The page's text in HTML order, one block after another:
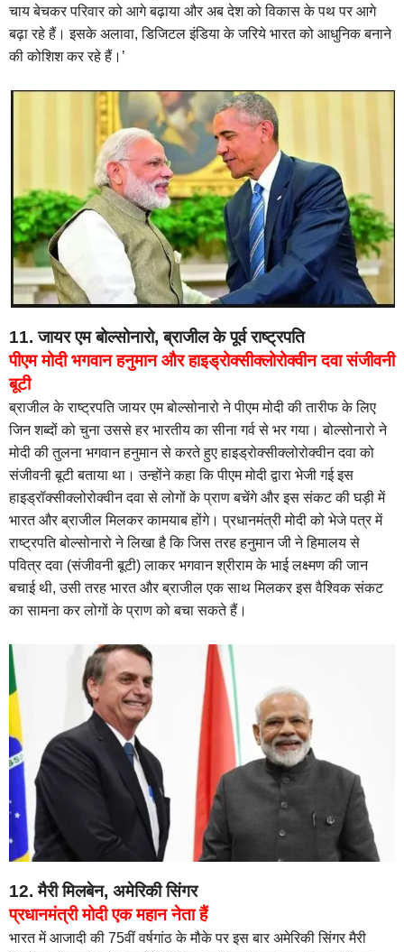
चाय बेचकर परिवार को आगे बढ़ाया और अब देश को विकास के पथ पर आगे
बढ़ा रहे हैं। इसके अलावा, डिजिटल इंडिया के जरिये भारत को आधुनिक बनाने
की कोशिश कर रहे हैं।’
11. जायर एम बोल्‍सोनारो, ब्राजील के पूर्व राष्‍ट्रपति
पीएम मोदी भगवान हनुमान और हाइड्रोक्‍सीक्‍लोरोक्‍वीन दवा संजीवनी
बूटी
ब्राजील के राष्‍ट्रपति जायर एम बोल्‍सोनारो ने पीएम मोदी की तारीफ के लिए
जिन शब्दों को चुना उससे हर भारतीय का सीना गर्व से भर गया। बोल्‍सोनारो ने
मोदी की तुलना भगवान हनुमान से करते हुए हाइड्रोक्‍सीक्‍लोरोक्‍वीन दवा को
संजीवनी बूटी बताया था। उन्होंने कहा कि पीएम मोदी द्वारा भेजी गई इस
हाइड्रॉक्सीक्लोरोक्वीन दवा से लोगों के प्राण बचेंगे और इस संकट की घड़ी में
भारत और ब्राजील मिलकर कामयाब होंगे। प्रधानमंत्री मोदी को भेजे पत्र में
राष्‍ट्रपति बोल्‍सोनारो ने लिखा है कि जिस तरह हनुमान जी ने हिमालय से
पवित्र दवा (संजीवनी बूटी) लाकर भगवान श्रीराम के भाई लक्ष्मण की जान
बचाई थी, उसी तरह भारत और ब्राजील एक साथ मिलकर इस वैश्विक संकट
का सामना कर लोगों के प्राण को बचा सकते हैं।
12. मैरी मिलबेन, अमेरिकी सिंगर
प्रधानमंत्री मोदी एक महान नेता हैं
भारत में आजादी की 75वीं वर्षगांठ के मौके पर इस बार अमेरिकी सिंगर मैरी